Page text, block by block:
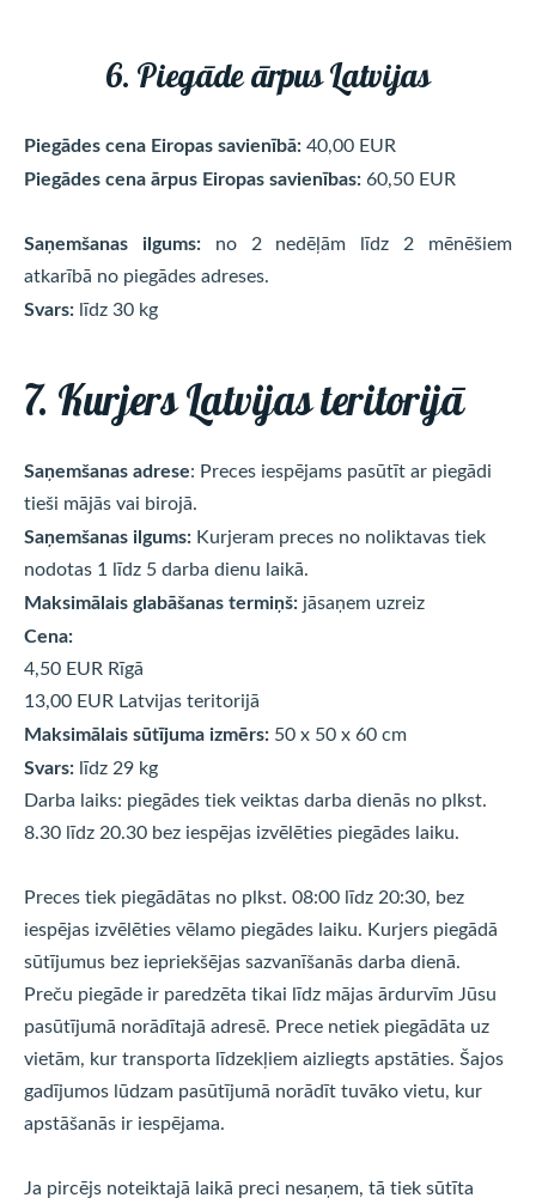
6. Piegāde ārpus Latvijas
Piegādes cena Eiropas savienībā:40,00 EUR
Piegādes cena ārpus Eiropas savienības: 60,50 EUR
Saņemšanas ilgums: no 2 nedēļām līdz 2 mēnēšiem
atkarībā no piegādes adreses.
Svars: līdz 30 kg
7. Kurjers Latvijas teritorijā
Saņemšanas adrese: Preces iespējams pasūtīt ar piegādi
tieši mājās vai birojā.
Saņemšanas ilgums: Kurjeram preces no noliktavas tiek
nodotas 1 līdz 5 darba dienu laikā.
Maksimālais glabāšanas termiņš: jāsaņem uzreiz
Cena:
4,50 EUR Rīgā
13,00 EUR Latvijas teritorijā
Maksimālais sūtījuma izmērs: 50 x 50 x 60 cm
Svars: līdz 29 kg
Darba laiks: piegādes tiek veiktas darba dienās no plkst.
8.30 līdz 20.30 bez iespējas izvēlēties piegādes laiku.
Preces tiek piegādātas no plkst. 08:00 līdz 20:30, bez
iespējas izvēlēties vēlamo piegādes laiku. Kurjers piegādā
sūtījumus bez iepriekšējas sazvanīšanās darba dienā.
Preču piegāde ir paredzēta tikai līdz mājas ārdurvīm Jūsu
pasūtījumā norādītajā adresē. Prece netiek piegādāta uz
vietām, kur transporta līdzekļiem aizliegts apstāties. Šajos
gadījumos lūdzam pasūtījumā norādīt tuvāko vietu, kur
apstāšanās ir iespējama.
Ja pircējs noteiktajā laikā preci nesaņem, tā tiek sūtīta